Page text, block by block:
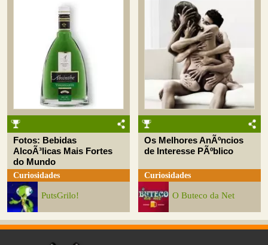
Fotos: Bebidas
AlcoÃ³licas Mais Fortes
do Mundo
Curiosidades
PutsGrilo!
Os Melhores AnÃºncios
de Interesse PÃºblico
Curiosidades
O Buteco da Net